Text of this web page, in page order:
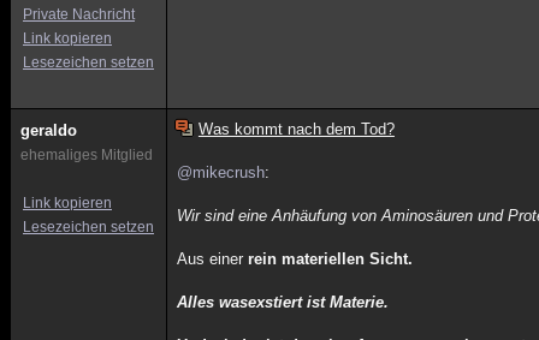
Private Nachricht
Link kopieren
Lesezeichen setzen
geraldo
ehemaliges Mitglied
Link kopieren
Lesezeichen setzen
Was kommt nach dem Tod?
@mikecrush:
Wir sind eine Anhäufung von Aminosäuren und
Aus einer rein materiellen Sicht.
Alles wasexstiert ist Materie.